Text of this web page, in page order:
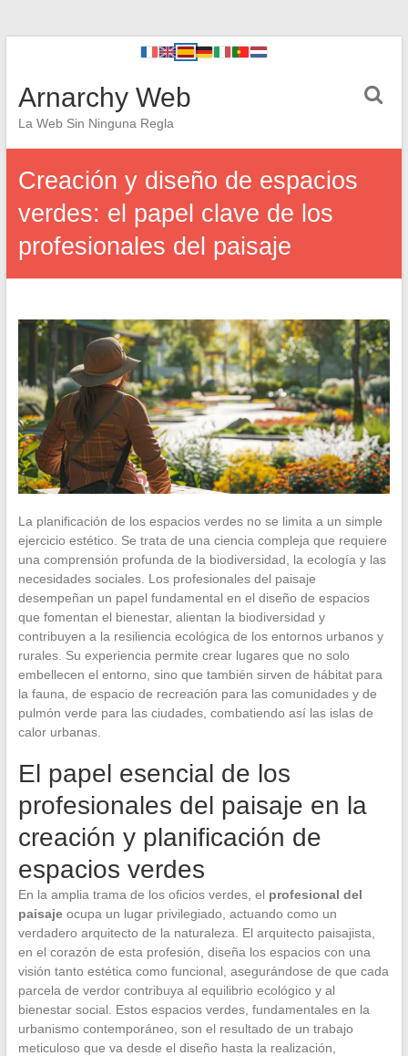
Arnarchy Web
La Web Sin Ninguna Regla
Creación y diseño de espacios
verdes: el papel clave de los
profesionales del paisaje
La planificación de los espacios verdes no se limita a un simple
ejercicio estético. Se trata de una ciencia compleja que requiere
una comprensión profunda de la biodiversidad, la ecología y las
necesidades sociales. Los profesionales del paisaje
desempeñan un papel fundamental en el diseño de espacios
que fomentan el bienestar, alientan la biodiversidad y
contribuyen a la resiliencia ecológica de los entornos urbanos y
rurales. Su experiencia permite crear lugares que no solo
embellecen el entorno, sino que también sirven de hábitat para
la fauna, de espacio de recreación para las comunidades y de
pulmón verde para las ciudades, combatiendo así las islas de
calor urbanas.
El papel esencial de los
profesionales del paisaje en la
creación y planificación de
espacios verdes
En la amplia trama de los oficios verdes, el profesional del
paisajeocupa un lugar privilegiado, actuando como un
verdadero arquitecto de la naturaleza. El arquitecto paisajista,
en el corazón de esta profesión, diseña los espacios con una
visión tanto estética como funcional, asegurándose de que cada
parcela de verdor contribuya al equilibrio ecológico y al
bienestar social. Estos espacios verdes, fundamentales en la
urbanismo contemporáneo, son el resultado de un trabajo
meticuloso que va desde el diseño hasta la realización,